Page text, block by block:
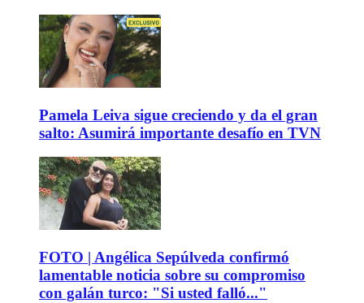
Pamela Leiva sigue creciendo y da el gran
salto: Asumirá importante desafío en TVN
FOTO | Angélica Sepúlveda confirmó
lamentable noticia sobre su compromiso
con galán turco: "Si usted falló..."